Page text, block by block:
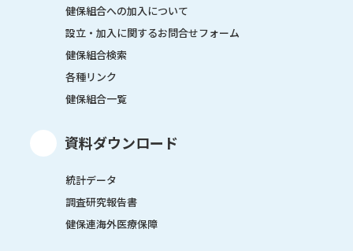
健保組合への加入について
設立・加入に関するお問合せフォーム
健保組合検索
各種リンク
健保組合一覧
資料ダウンロード
統計データ
調査研究報告書
健保連海外医療保障